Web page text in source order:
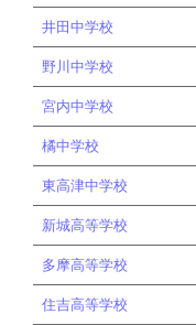
井田中学校
野川中学校
宮内中学校
橘中学校
東高津中学校
新城高等学校
多摩高等学校
住吉高等学校